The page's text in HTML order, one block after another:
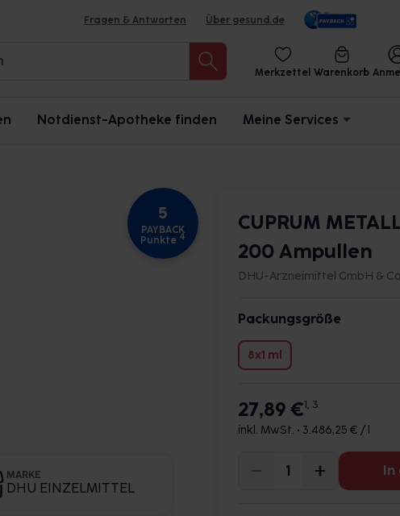
Fragen & Antworten Über gesund.de
Merkzettel Warenkorb
Notdienst-Apotheke finden Meine Services
5
PAYBACK
Punkte 4
MARKE
DHU EINZELMITTEL
CUPRUM
200 Ampullen
DHU-Arzneimittel GmbH &
Packungsgröße
8x1 ml
27,89 €1, 3
inkl. MwSt. • 3.486,25 € / l
In